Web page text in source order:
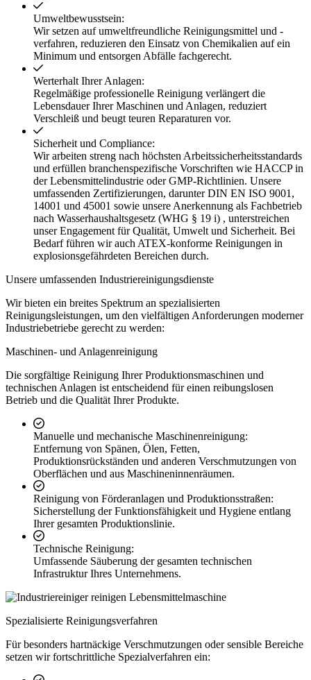
Umweltbewusstsein:
Wir setzen auf umweltfreundliche Reinigungsmittel und -
verfahren, reduzieren den Einsatz von Chemikalien auf ein
Minimum und entsorgen Abfälle fachgerecht.
Werterhalt Ihrer Anlagen:
Regelmäßige professionelle Reinigung verlängert die
Lebensdauer Ihrer Maschinen und Anlagen, reduziert
Verschleiß und beugt teuren Reparaturen vor.
Sicherheit und Compliance:
Wir arbeiten streng nach höchsten Arbeitssicherheitsstandards
und erfüllen branchenspezifische Vorschriften wie HACCP in
der Lebensmittelindustrie oder GMP-Richtlinien. Unsere
umfassenden Zertifizierungen, darunter DIN EN ISO 9001,
14001 und 45001 sowie unsere Anerkennung als Fachbetrieb
nach Wasserhaushaltsgesetz (WHG § 19 i) , unterstreichen
unser Engagement für Qualität, Umwelt und Sicherheit. Bei
Bedarf führen wir auch ATEX-konforme Reinigungen in
explosionsgefährdeten Bereichen durch.
Unsere umfassenden Industriereinigungsdienste
Wir bieten ein breites Spektrum an spezialisierten
Reinigungsleistungen, um den vielfältigen Anforderungen moderner
Industriebetriebe gerecht zu werden:
Maschinen- und Anlagenreinigung
Die sorgfältige Reinigung Ihrer Produktionsmaschinen und
technischen Anlagen ist entscheidend für einen reibungslosen
Betrieb und die Qualität Ihrer Produkte.
Manuelle und mechanische Maschinenreinigung:
Entfernung von Spänen, Ölen, Fetten,
Produktionsrückständen und anderen Verschmutzungen von
Oberflächen und aus Maschineninnenräumen.
Reinigung von Förderanlagen und Produktionsstraßen:
Sicherstellung der Funktionsfähigkeit und Hygiene entlang
Ihrer gesamten Produktionslinie.
Technische Reinigung:
Umfassende Säuberung der gesamten technischen
Infrastruktur Ihres Unternehmens.
Spezialisierte Reinigungsverfahren
Für besonders hartnäckige Verschmutzungen oder sensible Bereiche
setzen wir fortschrittliche Spezialverfahren ein: